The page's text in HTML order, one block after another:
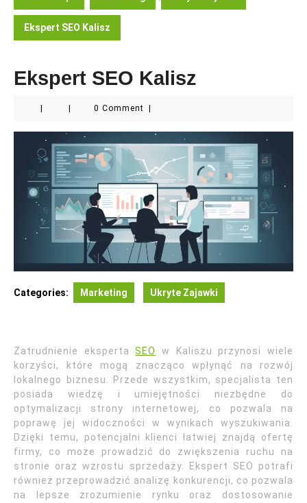
Ekspert SEO Kalisz
Ekspert SEO Kalisz
0 Comment
Categories: Marketing Ukryte Zajawki
Zatrudnienie ekspertaSEO
w Kaliszu przynosi wiele
korzyści, które mogą znacząco wpłynąć na rozwój
lokalnego biznesu. Przede wszystkim, specjalista ten
posiada wiedzę i umiejętności niezbędne do
optymalizacji strony internetowej, co pozwala na
poprawę jej widoczności w wynikach wyszukiwania.
Dzięki temu, potencjalni klienci łatwiej znajdą ofertę
firmy, co może prowadzić do zwiększenia ruchu na
stronie oraz wzrostu sprzedaży. Ekspert SEO potrafi
również przeprowadzić analizę konkurencji, co pozwala
na lepsze zrozumienie rynku oraz dostosowanie